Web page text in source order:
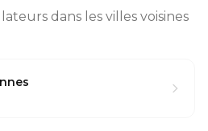
dans les villes voisines